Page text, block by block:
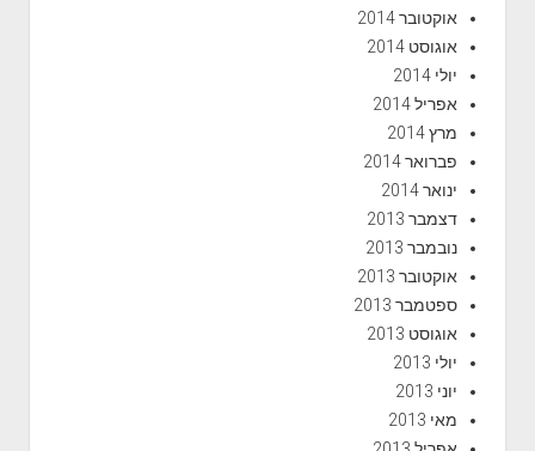
אוקטובר 2014
אוגוסט 2014
יולי 2014
אפריל 2014
מרץ 2014
פברואר 2014
ינואר 2014
דצמבר 2013
נובמבר 2013
אוקטובר 2013
ספטמבר 2013
אוגוסט 2013
יולי 2013
יוני 2013
מאי 2013